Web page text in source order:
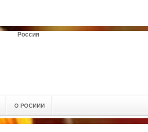
Россия
О РОСИИИ